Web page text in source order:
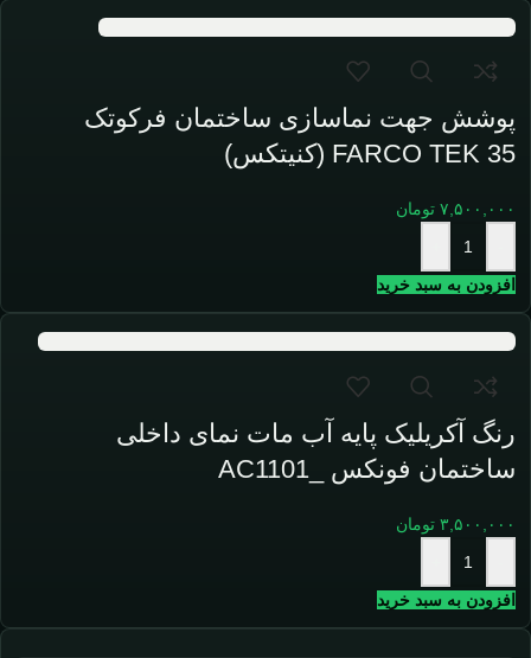
پوشش جهت نماسازی ساختمان فرکوتک
FARCO TEK 35 (کنیتکس)
۷,۵۰۰,۰۰۰ تومان
افزودن به سبد خرید
رنگ آکریلیک پایه آب مات نمای داخلی
ساختمان فونکس _AC1101
۳,۵۰۰,۰۰۰ تومان
افزودن به سبد خرید